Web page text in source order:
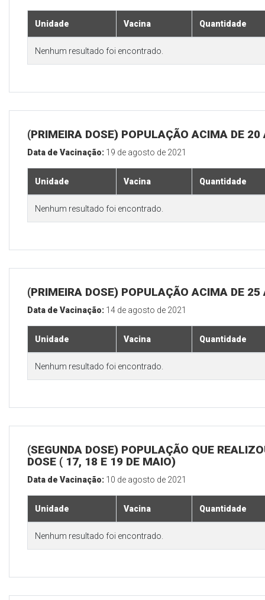
Unidade Vacina Quantidade
Nenhum resultado foi encontrado.
(PRIMEIRA DOSE) POPULAÇÃO ACIMA DE 20
Data de Vacinação: 19 de agosto de 2021
Unidade Vacina Quantidade
Nenhum resultado foi encontrado.
(PRIMEIRA DOSE) POPULAÇÃO ACIMA DE 25
Data de Vacinação: 14 de agosto de 2021
Unidade Vacina Quantidade
Nenhum resultado foi encontrado.
(SEGUNDA DOSE) POPULAÇÃO QUE
DOSE ( 17, 18 E 19 DE MAIO)
Data de Vacinação: 10 de agosto de 2021
Unidade Vacina Quantidade
Nenhum resultado foi encontrado.